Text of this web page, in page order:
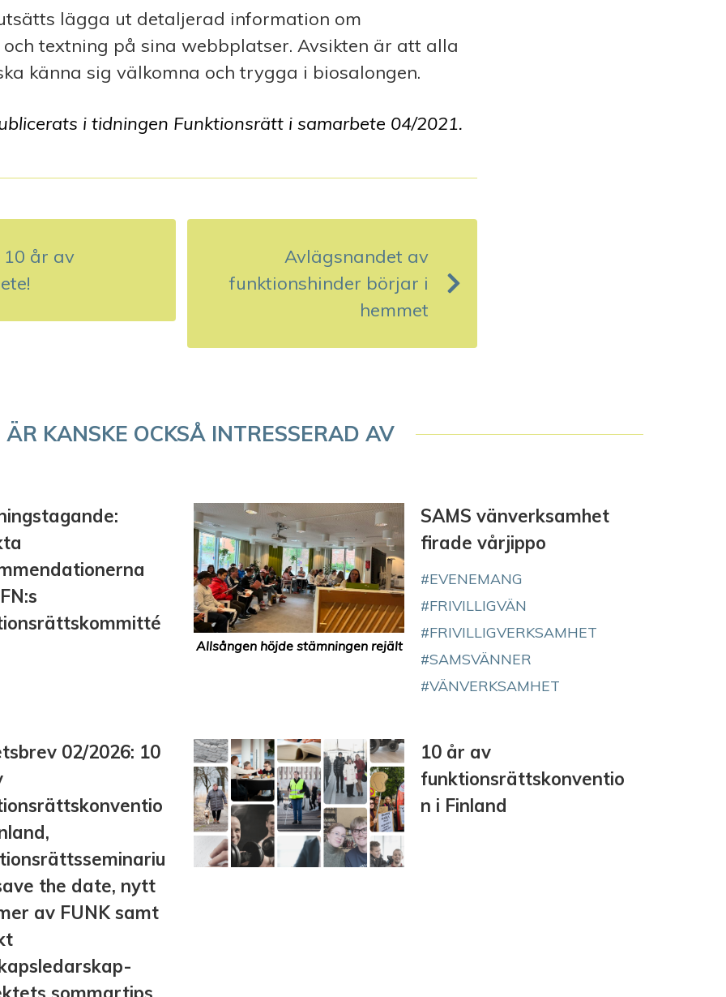
lägga ut detaljerad information om
textning på sina webbplatser. Avsikten är att alla
känna sig välkomna och trygga i biosalongen.
i tidningen Funktionsrätt i samarbete 04/2021.
år av
Avlägsnandet av
funktionshinder börjar i
hemmet
ÄR KANSKE OCKSÅ INTRESSERAD AV
Allsången höjde stämningen rejält
SAMS vänverksamhet
firade vårjippo
EVENEMANG
FRIVILLIGVÄN
FRIVILLIGVERKSAMHET
SAMSVÄNNER
VÄNVERKSAMHET
02/2026: 10
the date, nytt
av FUNK samt
10 år av
funktionsrättskonventio
n i Finland